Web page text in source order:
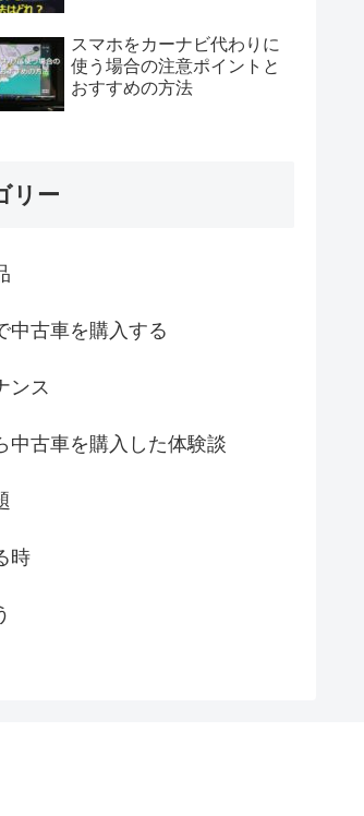
スマホをカーナビ代わりに
使う場合の注意ポイントと
おすすめの方法
リー
中古車を購入する
ンス
中古車を購入した体験談
時